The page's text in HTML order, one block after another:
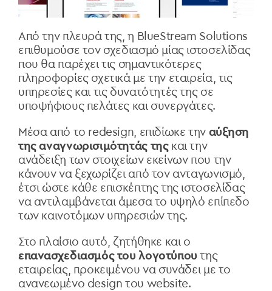
Από την πλευρά της, η BlueStream Solutions
επιθυμούσε τον σχεδιασμό μίας ιστοσελίδας
που θα παρέχει τις σημαντικότερες
πληροφορίες σχετικά με την εταιρεία, τις
υπηρεσίες και τις δυνατότητές της σε
υποψήφιους πελάτες και συνεργάτες.
Μέσα από το redesign, επιδίωκε την αύξηση
της αναγνωρισιμότητάς τηςκαι την
ανάδειξη των στοιχείων εκείνων που την
κάνουν να ξεχωρίζει από τον ανταγωνισμό,
έτσι ώστε κάθε επισκέπτης της ιστοσελίδας
να αντιλαμβάνεται άμεσα το υψηλό επίπεδο
των καινοτόμων υπηρεσιών της.
Στο πλαίσιο αυτό, ζητήθηκε και ο
επανασχεδιασμός του λογοτύπου της
εταιρείας, προκειμένου να συνάδει με το
ανανεωμένο design του website.